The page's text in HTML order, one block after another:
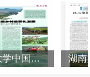
物目前都在编当
之过急。集体化
踏实实做具体工
湖南师范大学中国乡村振兴研究院课题组:突出地域特色 推进乡村